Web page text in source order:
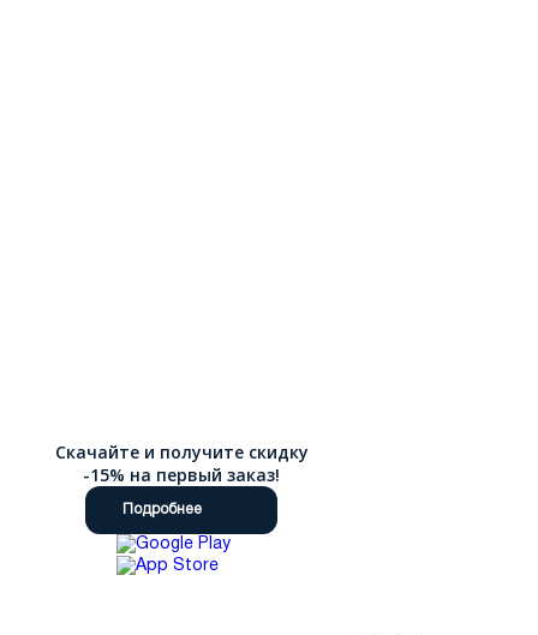
Скачайте и получите скидку
-15% на первый заказ!
Подробнее